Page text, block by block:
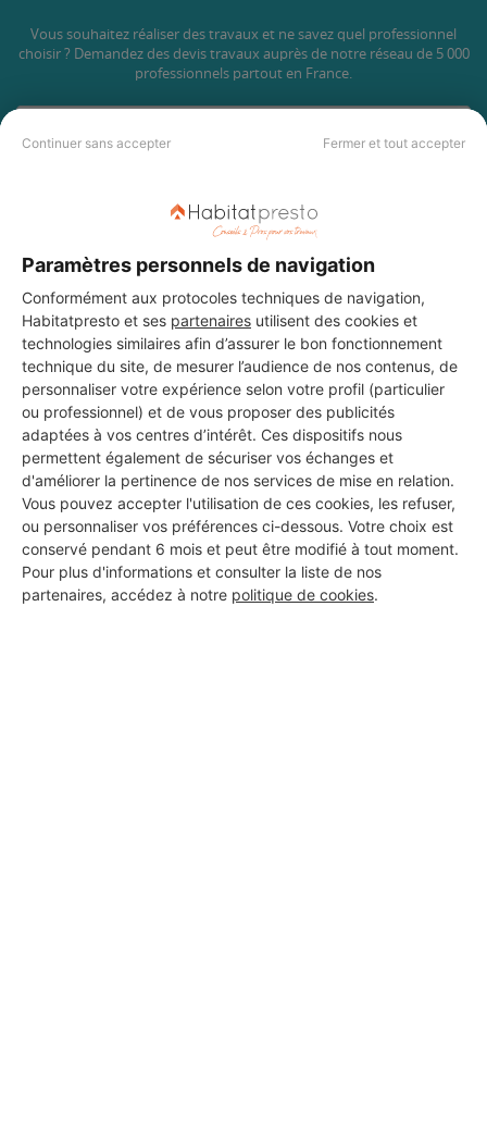
Continuer sans accepter Fermer et tout accepter
Paramètres personnels de navigation
Conformément aux protocoles techniques de navigation,
Habitatpresto et ses partenaires utilisent des cookies et
technologies similaires afin d’assurer le bon fonctionnement
technique du site, de mesurer l’audience de nos contenus, de
personnaliser votre expérience selon votre profil (particulier
ou professionnel) et de vous proposer des publicités
adaptées à vos centres d’intérêt. Ces dispositifs nous
permettent également de sécuriser vos échanges et
d'améliorer la pertinence de nos services de mise en relation.
Vous pouvez accepter l'utilisation de ces cookies, les refuser,
ou personnaliser vos préférences ci-dessous. Votre choix est
conservé pendant 6 mois et peut être modifié à tout moment.
Pour plus d'informations et consulter la liste de nos
partenaires, accédez à notre politique de cookies.
Vous souhaitez réaliser des travaux et ne savez quel professionnel
choisir ? Demandez des devis travaux auprès de notre réseau de 5 000
professionnels partout en France.
DEMANDER UN DEVIS